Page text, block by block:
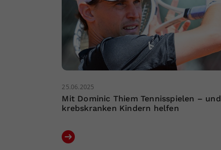
25.06.2025
Mit Dominic Thiem Tennisspielen – und
krebskranken Kindern helfen